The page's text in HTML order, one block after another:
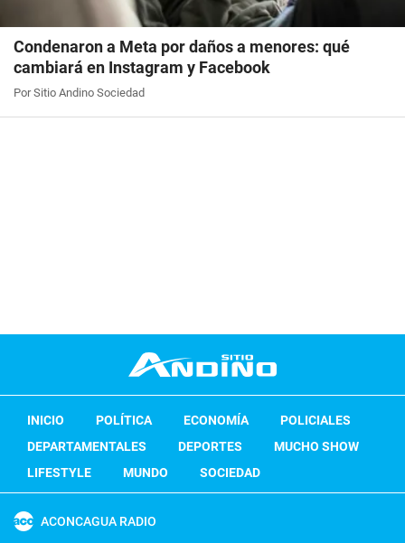
Condenaron a Meta por daños a menores: qué
cambiará en Instagram y Facebook
Por Sitio Andino Sociedad
INICIO POLÍTICA ECONOMÍA
POLICIALES
DEPARTAMENTALES
DEPORTES
MUCHO SHOW
LIFESTYLE
MUNDO SOCIEDAD
ACONCAGUA RADIO